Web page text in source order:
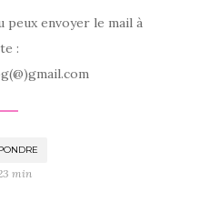
peux envoyer le mail à
:
min